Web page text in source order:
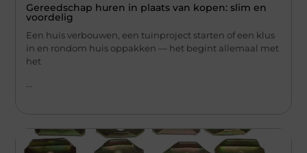
Gereedschap huren in plaats van kopen: slim en
voordelig
Een huis verbouwen, een tuinproject starten of een klus
in en rondom huis oppakken — het begint allemaal met
het